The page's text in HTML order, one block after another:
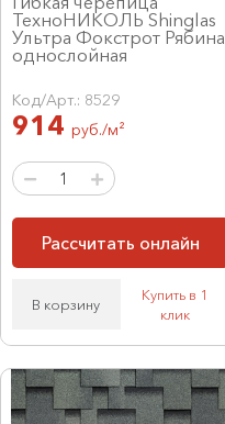
ТехноНИКОЛЬ Shinglas
Ультра Фокстрот Рябина
однослойная
Код/Арт.: 8529
914 руб./м²
Рассчитать онлайн
В корзину
Купить в 1
клик